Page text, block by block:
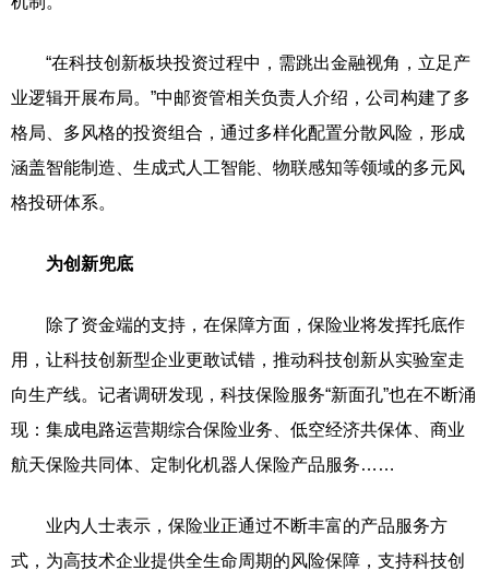
“在科技创新板块投资过程中，需跳出金融视角，立足产
业逻辑开展布局。”中邮资管相关负责人介绍，公司构建了多
格局、多风格的投资组合，通过多样化配置分散风险，形成
涵盖智能制造、生成式人工智能、物联感知等领域的多元风
格投研体系。
为创新兜底
除了资金端的支持，在保障方面，保险业将发挥托底作
用，让科技创新型企业更敢试错，推动科技创新从实验室走
向生产线。记者调研发现，科技保险服务“新面孔”也在不断涌
现：集成电路运营期综合保险业务、低空经济共保体、商业
航天保险共同体、定制化机器人保险产品服务……
业内人士表示，保险业正通过不断丰富的产品服务方
式，为高技术企业提供全生命周期的风险保障，支持科技创